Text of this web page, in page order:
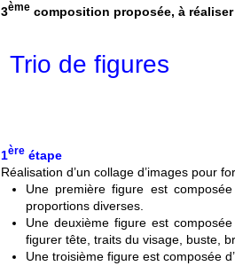
3ème composition proposée, à
Trio de figures
1ère étape
Réalisation d’un collage d’images pour
Une première figure est
proportions diverses.
Une deuxième figure est
figurer tête, traits du visage, buste,
Une troisième figure est composée